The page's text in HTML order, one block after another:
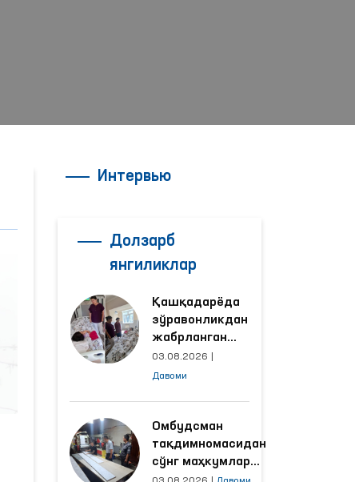
Интервью
Долзарб
янгиликлар
Қашқадарёда
зўравонликдан
жабрланган
аёлнинг ҳолати
Омбудсман
03.08.2026
Давоми
Омбудсман
тақдимномасидан
сўнг маҳкумлар